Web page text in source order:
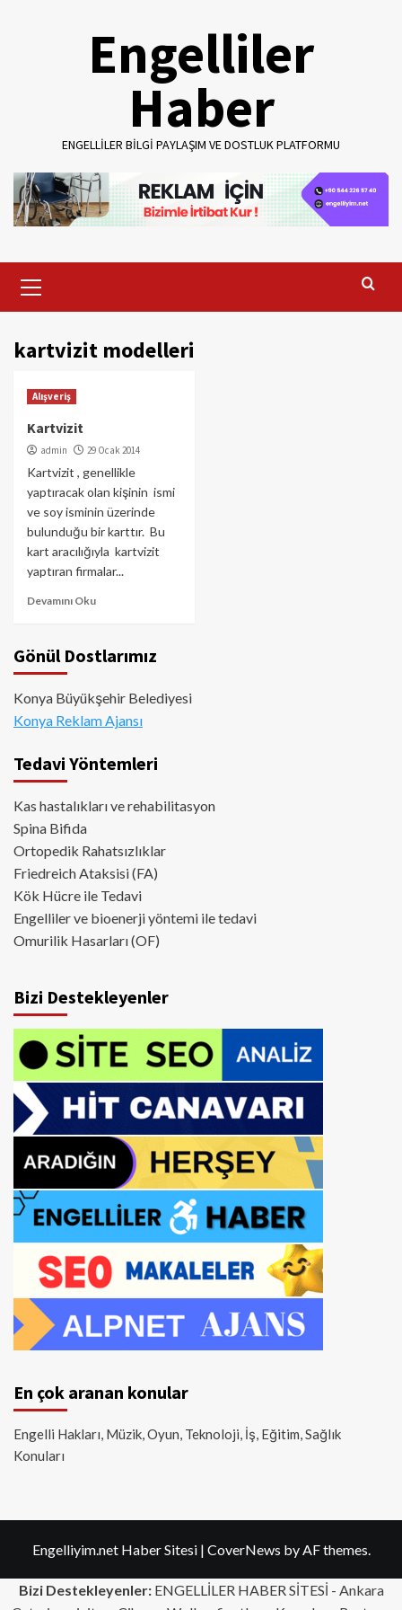
Engelliler
Haber
ENGELLILER BILGI PAYLAŞIM VE DOSTLUK PLATFORMU
Menu
kartvizit modelleri
Alışveriş
Kartvizit
admin 29 Ocak 2014
Kartvizit , genellikle
yaptıracak olan kişinin ismi
ve soy isminin üzerinde
bulunduğu bir karttır. Bu
kart aracılığıyla kartvizit
yaptıran firmalar...
Devamını Oku
Gönül Dostlarımız
Konya Büyükşehir Belediyesi
Konya Reklam Ajansı
Tedavi Yöntemleri
Kas hastalıkları ve rehabilitasyon
Spina Bifida
Ortopedik Rahatsızlıklar
Friedreich Ataksisi (FA)
Kök Hücre ile Tedavi
Engelliler ve bioenerji yöntemi ile tedavi
Omurilik Hasarları (OF)
Bizi Destekleyenler
En çok aranan konular
Engelli Hakları, Müzik, Oyun, Teknoloji, İş, Eğitim, Sağlık
Konuları
Engelliyim.net Haber Sitesi | CoverNews by AF themes.
Bizi Destekleyenler:ENGELLİLER HABER SİTESİ - Ankara